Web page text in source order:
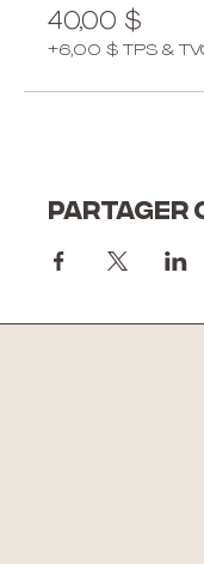
40,00 $
+6,00 $ TPS &
Partager